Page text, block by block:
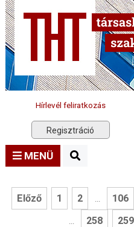
Hírlevél feliratkozás
Regisztráció
MENÜ
Előző 1 2 ... 106
... 258 259